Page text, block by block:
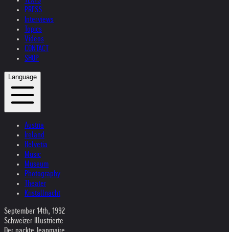
PRESS
Interviews
Topics
Videos
CONTACT
SHOP
Language
Austria
Ireland
Helvetia
Music
Museum
Photography
Theater
Kristallnacht
September 14th, 1992
Schweizer Illustrierte